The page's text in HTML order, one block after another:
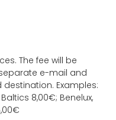
The fee will be
e-mail and
Examples:
8,00€; Benelux,